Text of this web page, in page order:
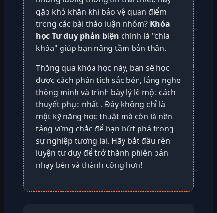
gặp khó khăn khi bảo vệ quan điểm
trong các bài thảo luận nhóm? Khóa
học Tư duy phản biện chính là "chìa
khóa" giúp bạn nâng tầm bản thân.
Thông qua khóa học này, bạn sẽ học
được cách phân tích sắc bén, lắng nghe
thông minh và trình bày lý lẽ một cách
thuyết phục nhất . Đây không chỉ là
một kỹ năng học thuật mà còn là nền
tảng vững chắc để bạn bứt phá trong
sự nghiệp tương lai. Hãy bắt đầu rèn
luyện tư duy để trở thành phiên bản
nhạy bén và thành công hơn!